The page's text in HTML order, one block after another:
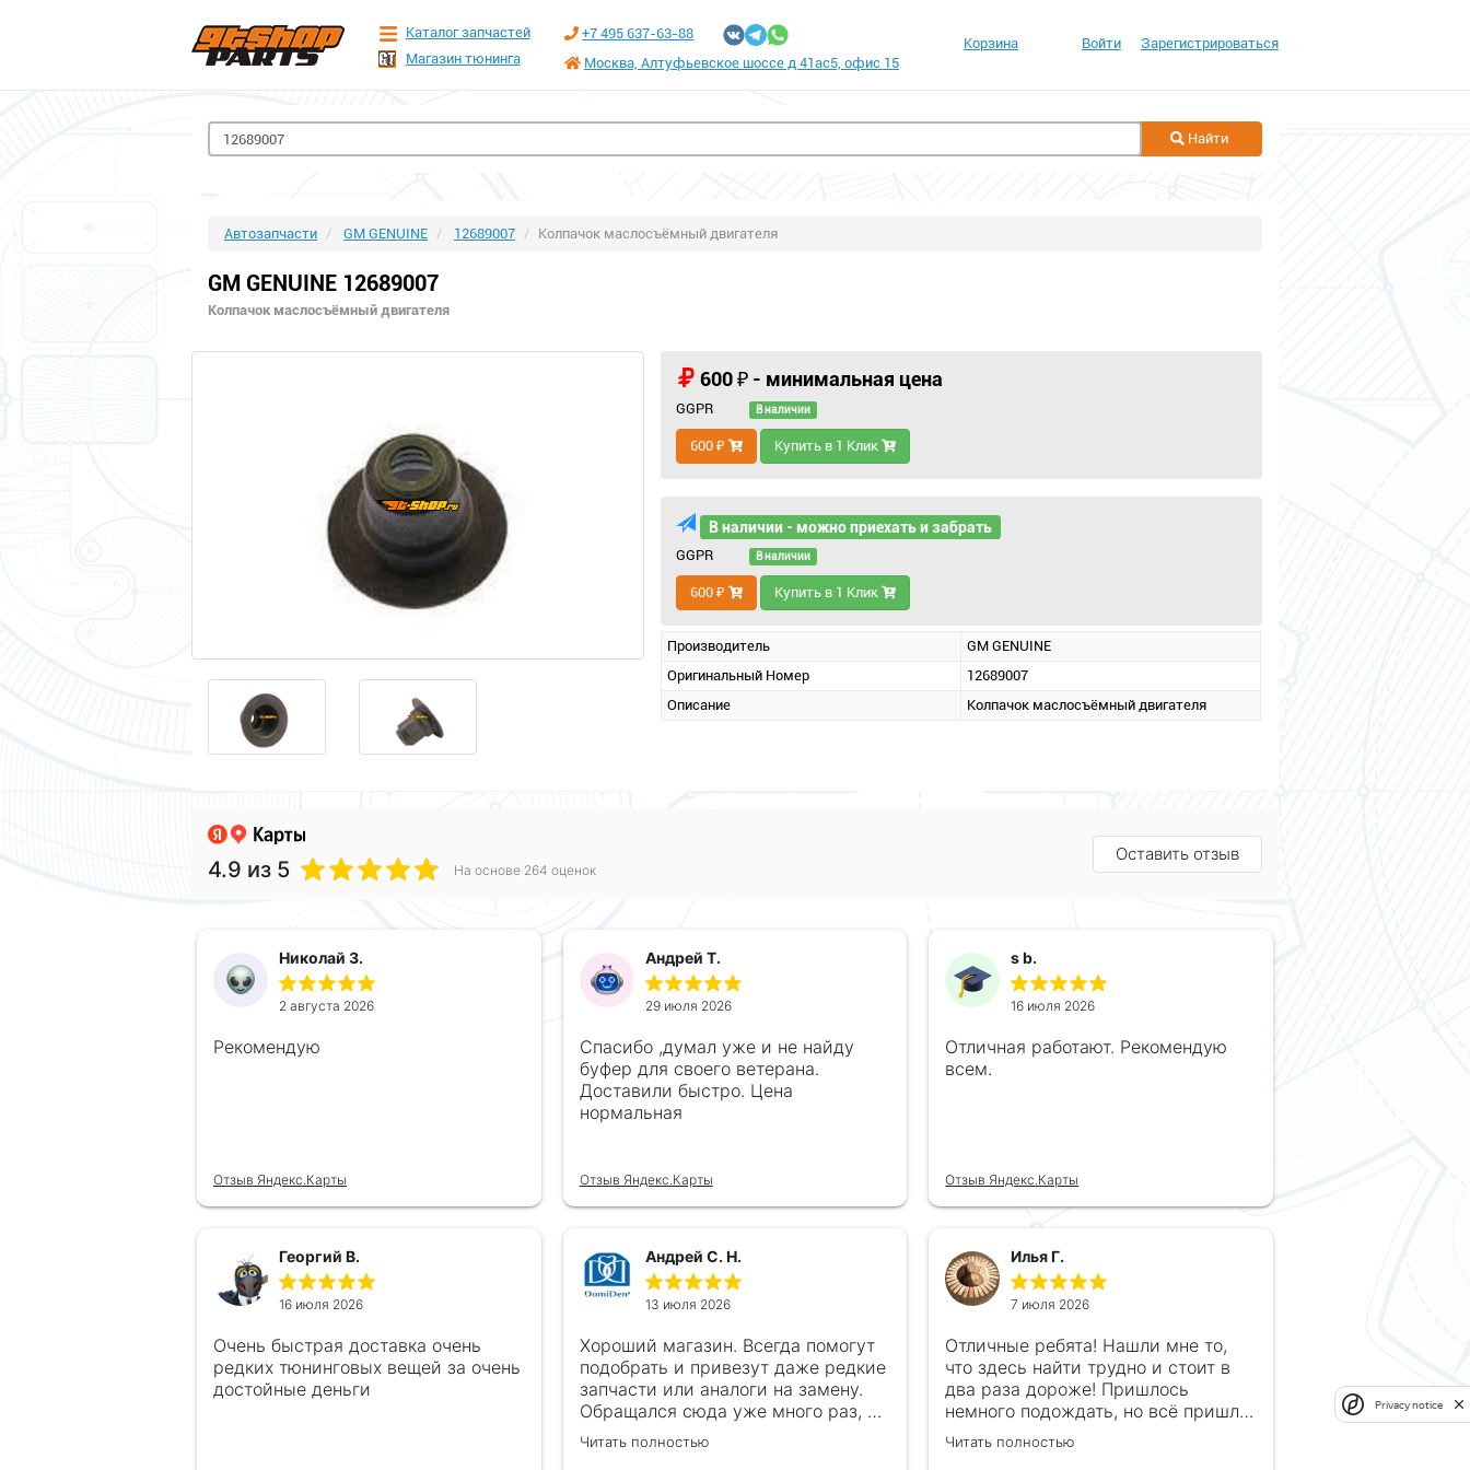
Каталог запчастей
Магазин тюнинга
+7 495 637-63-88
Москва, Алтуфьевское шоссе д 41ас5, офис 15
Корзина Войти Зарегистрироваться
Найти
Автозапчасти GM GENUINE 12689007 Колпачок маслосъёмный двигателя
GM GENUINE 12689007
Колпачок маслосъёмный двигателя
600 ₽ - минимальная цена
GGPR В наличии
600 ₽ Купить в 1 Клик
В наличии - можно приехать и забрать
GGPR В наличии
600 ₽ Купить в 1 Клик
Производитель
GM GENUINE
Оригинальный Номер
12689007
Описание
Колпачок маслосъёмный двигателя
4.9 из 5 На основе 264 оценок
Оставить отзыв
Николай З.
2 августа 2026
Рекомендую
Отзыв Яндекс.Карты
Андрей Т.
29 июля 2026
Спасибо ,думал уже и не найду
буфер для своего ветерана.
Доставили быстро. Цена
нормальная
Отзыв Яндекс.Карты
s b.
16 июля 2026
Отличная работают. Рекомендую
всем.
Отзыв Яндекс.Карты
Георгий В.
16 июля 2026
Очень быстрая доставка очень
редких тюнинговых вещей за очень
достойные деньги
Андрей С. Н.
13 июля 2026
Хороший магазин. Всегда помогут
подобрать и привезут даже редкие
запчасти или аналоги на замену.
Обращался сюда уже много раз, ни
каках проблем ни когда не
Читать полностью
Илья Г.
7 июля 2026
Отличные ребята! Нашли мне то,
что здесь найти трудно и стоит в
два раза дороже! Пришлось
немного подождать, но всё пришло
в срок, без обмана. Продавец
всегда на связи! Буду ещё
Читать полностью
Privacy notice